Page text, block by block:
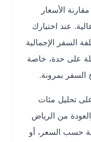
الأسعار
اختيارك
الإجمالية
حدة، خاصة
بمرونة.
مئات
من الرياض
السعر، أو